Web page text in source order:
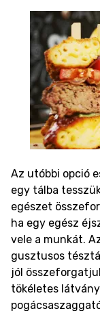
Az utóbbi opció
egy tálba
egészet
ha egy egész
vele a munkát.
gusztusos
jól
tökéletes